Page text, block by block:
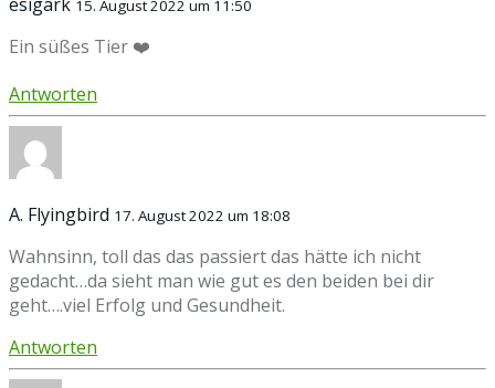
15. August 2022 um 11:50
Ein süßes Tier ❤️
Antworten
A. Flyingbird 17. August 2022 um 18:08
Wahnsinn, toll das das passiert das hätte ich nicht
gedacht…da sieht man wie gut es den beiden bei dir
geht….viel Erfolg und Gesundheit.
Antworten